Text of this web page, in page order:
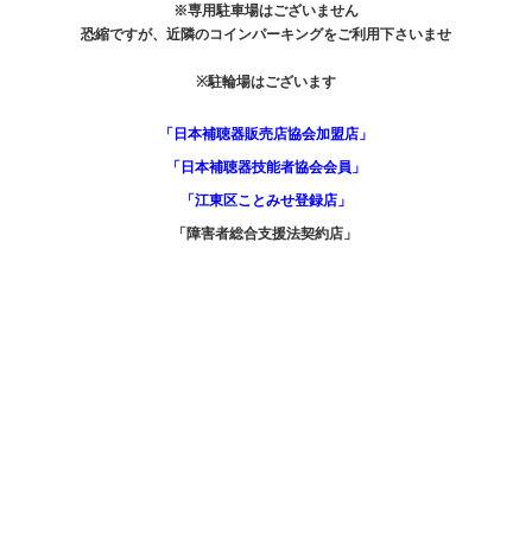
※専用駐車場はございません
恐縮ですが、近隣のコインパーキングをご利用下さいませ
※駐輪場はございます
「日本補聴器販売店協会加盟店」
「日本補聴器技能者協会会員」
「江東区ことみせ登録店」
「障害者総合支援法契約店」